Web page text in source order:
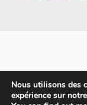
Nous utilisons des
expérience sur